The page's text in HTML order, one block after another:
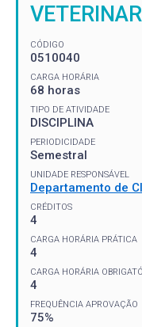
CÓDIGO
0510040
CARGA HORÁRIA
68 horas
TIPO DE ATIVIDADE
DISCIPLINA
PERIODICIDADE
Semestral
UNIDADE RESPONSÁVEL
Departamento de
CRÉDITOS
4
CARGA HORÁRIA PRÁTICA
4
CARGA HORÁRIA
4
FREQUÊNCIA APROVAÇÃO
75%